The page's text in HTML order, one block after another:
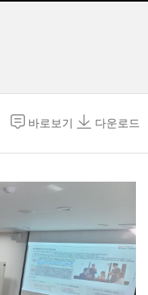
바로보기 다운로드